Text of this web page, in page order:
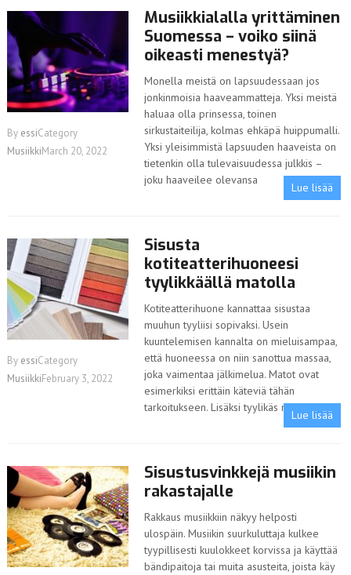
By essiCategory
MusiikkiMarch 20, 2022
Musiikkialalla yrittäminen
Suomessa – voiko siinä
oikeasti menestyä?
Monella meistä on lapsuudessaan jos
jonkinmoisia haaveammatteja. Yksi meistä
haluaa olla prinsessa, toinen
sirkustaiteilija, kolmas ehkäpä huippumalli.
Yksi yleisimmistä lapsuuden haaveista on
tietenkin olla tulevaisuudessa julkkis –
joku haaveilee olevansa
Lue lisää
By essiCategory
MusiikkiFebruary 3, 2022
Sisusta
kotiteatterihuoneesi
tyylikkäällä matolla
Kotiteatterihuone kannattaa sisustaa
muuhun tyyliisi sopivaksi. Usein
kuuntelemisen kannalta on mieluisampaa,
että huoneessa on niin sanottua massaa,
joka vaimentaa jälkimelua. Matot ovat
esimerkiksi erittäin käteviä tähän
tarkoitukseen. Lisäksi tyylikäs matto
Lue lisää
Sisustusvinkkejä musiikin
rakastajalle
Rakkaus musiikkiin näkyy helposti
ulospäin. Musiikin suurkuluttaja kulkee
tyypillisesti kuulokkeet korvissa ja käyttää
bändipaitoja tai muita asusteita, joista käy